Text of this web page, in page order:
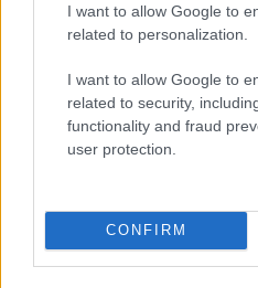
I want to allow Google to
related to personalization.
I want to allow Google to
related to security,
functionality and fraud
user protection.
CONFIRM